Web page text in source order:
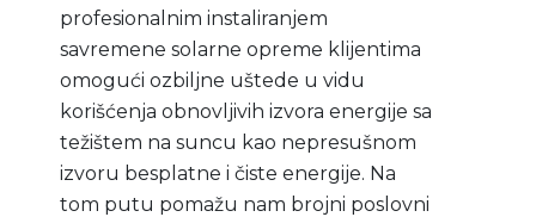
profesionalnim instaliranjem
savremene solarne opreme klijentima
omogući ozbiljne uštede u vidu
korišćenja obnovljivih izvora energije sa
težištem na suncu kao nepresušnom
izvoru besplatne i čiste energije. Na
tom putu pomažu nam brojni poslovni